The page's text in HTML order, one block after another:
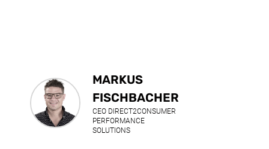
MARKUS
FISCHBACHER
CEO DIRECT2CONSUMER
PERFORMANCE
SOLUTIONS